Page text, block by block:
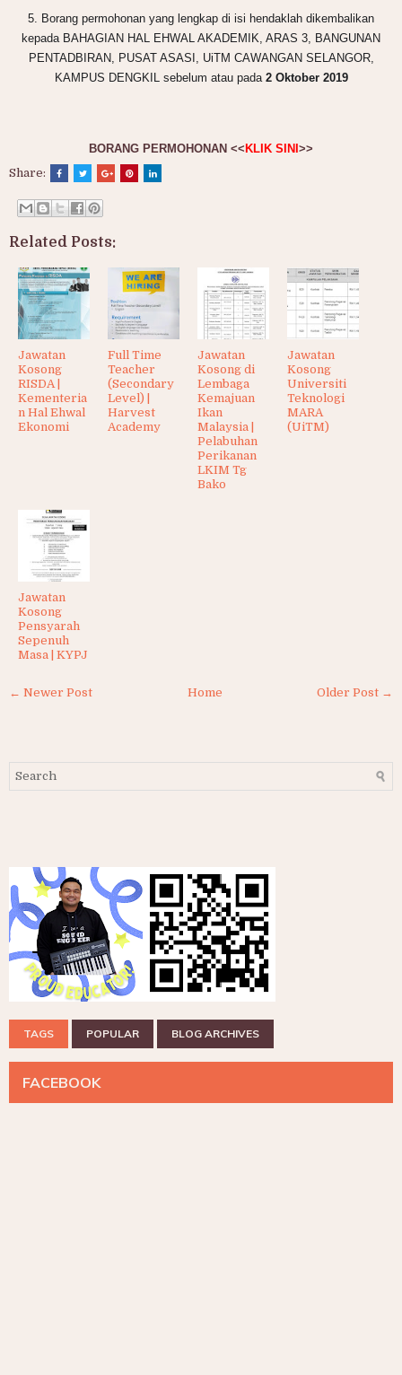
5. Borang permohonan yang lengkap di isi hendaklah dikembalikan
kepada BAHAGIAN HAL EHWAL AKADEMIK, ARAS 3, BANGUNAN
PENTADBIRAN, PUSAT ASASI, UiTM CAWANGAN SELANGOR,
KAMPUS DENGKIL sebelum atau pada2 Oktober 2019
BORANG PERMOHONAN << KLIK SINI >>
Share:
Related Posts:
Jawatan
Kosong
RISDA |
Kementeria
n Hal Ehwal
Ekonomi
Full Time
Teacher
(Secondary
Level) |
Harvest
Academy
Jawatan
Kosong di
Lembaga
Kemajuan
Ikan
Malaysia |
Pelabuhan
Perikanan
LKIM Tg
Bako
Jawatan
Kosong
Universiti
Teknologi
MARA
(UiTM)
Jawatan
Kosong
Pensyarah
Sepenuh
Masa | KYPJ
← Newer Post Older Post →
Home
TAGS POPULAR BLOG ARCHIVES
FACEBOOK